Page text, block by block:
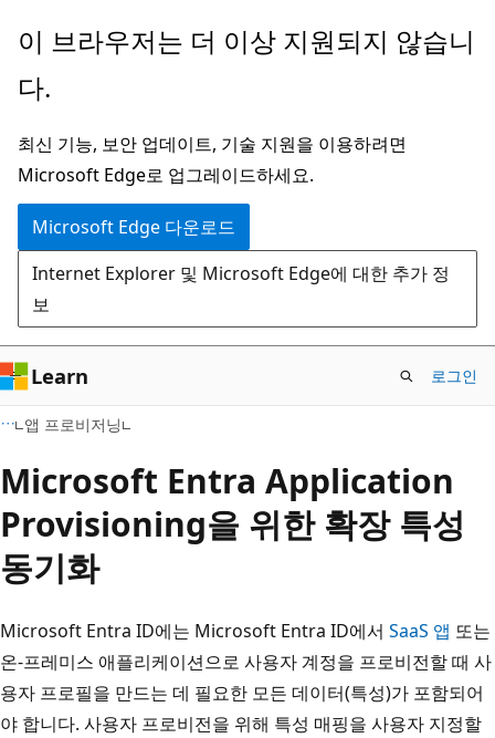
주
콘
츠
로
건
너
뛰
기
이 브라우저는 더 이상 지원되지 않습니
다.
최신 기능, 보안 업데이트, 기술 지원을 이용하려면
Microsoft Edge로 업그레이드하세요.
Microsoft Edge 다운로드
Internet Explorer 및 Microsoft Edge에 대한 추가 정
보
Learn 로그인
앱 프로비저닝
Microsoft Entra Application
Provisioning을 위한 확장 특성
동기화
Microsoft Entra ID에는 Microsoft Entra ID에서 SaaS 앱 또는
온-프레미스 애플리케이션으로 사용자 계정을 프로비전할 때 사
용자 프로필을 만드는 데 필요한 모든 데이터(특성)가 포함되어
야 합니다. 사용자 프로비전을 위해 특성 매핑을 사용자 지정할